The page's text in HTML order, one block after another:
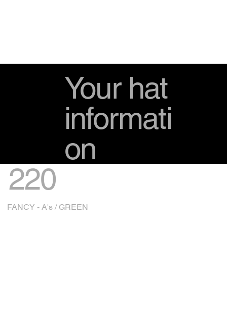
Your hat
informati
on
220
FANCY - A's / GREEN